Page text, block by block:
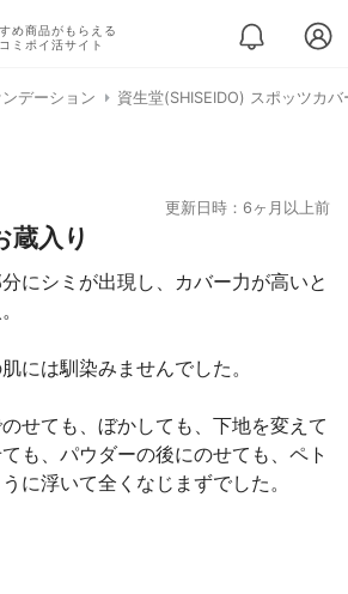
め商品がもらえる
ミポイ活サイト
デーション 資生堂(SHISEIDO) スポッツカ
更新日時：6ヶ月以上前
蔵入り
にシミが出現し、カバー力が高いと
には馴染みませんでした。
せても、ぼかしても、下地を変えて
も、パウダーの後にのせても、ペト
に浮いて全くなじまずでした。